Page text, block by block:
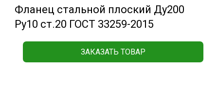
Фланец стальной плоский Ду200
Ру10 ст.20 ГОСТ 33259-2015
ЗАКАЗАТЬ ТОВАР